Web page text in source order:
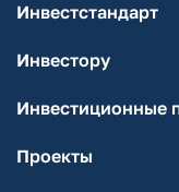
Инвестстандарт
Инвестору
Инвестиционные
Проекты